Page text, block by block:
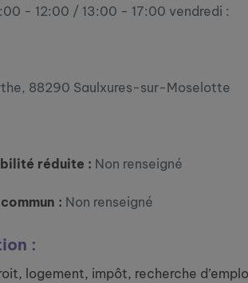
- 12:00 / 13:00 - 17:00 vendredi :
88290 Saulxures-sur-Moselotte
réduite : Non renseigné
: Non renseigné
:
logement, impôt, recherche